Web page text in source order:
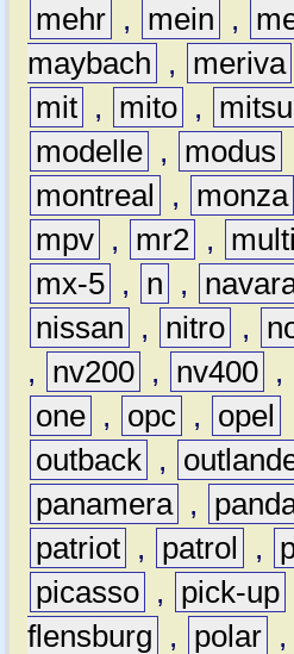
mehr , mein ,
maybach
, meriva
mit , mito ,
modelle , modus
montreal
, monza
mpv , mr2 ,
mx-5 , n ,
nissan
, nitro ,
,
nv200 , nv400 ,
one , opc , opel
outback ,
panamera ,
patriot , patrol ,
picasso , pick-up
flensburg
, polar ,